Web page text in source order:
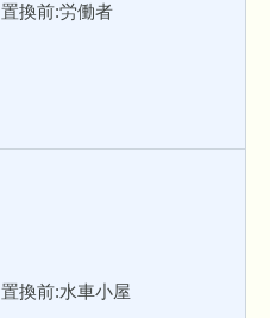
置換前:労働者
置換前:水車小屋